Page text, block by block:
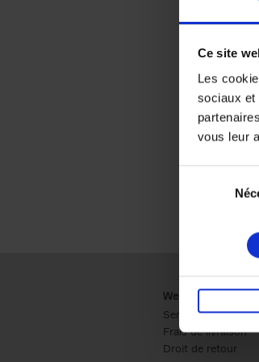
Ce site
Les
sociaux et
vous leur
Webshop
Service clients
Frais de livraison
Droit de retour